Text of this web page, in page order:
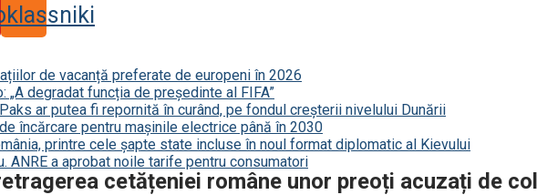
de vacanță preferate de europeni în 2026
degradat funcția de președinte al FIFA”
ar putea fi repornită în curând, pe fondul creșterii nivelului Dunării
încărcare pentru mașinile electrice până în 2030
printre cele șapte state incluse în noul format diplomatic al Kievului
ANRE a aprobat noile tarife pentru consumatori
cetățeniei române unor preoți acuzați de